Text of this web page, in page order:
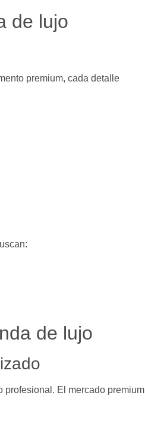
de lujo
premium, cada detalle
de lujo
profesional. El mercado premium